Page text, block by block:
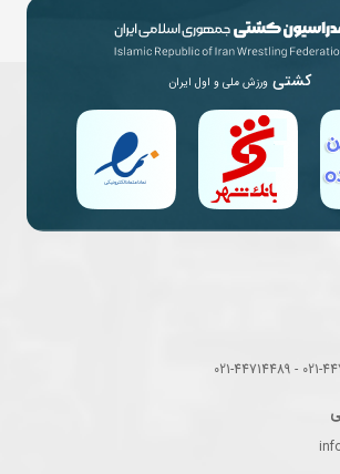
کشتی ورزش ملی و اول ایران